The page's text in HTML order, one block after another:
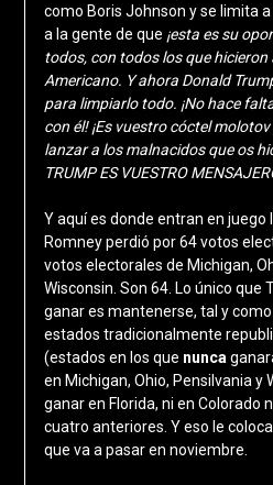
como Boris Johnson y se limita
a la gente de que ¡esta es su
todos, con todos los que hicieron
Americano. Y ahora Donald
para limpiarlo todo. ¡No hace
con él! ¡Es vuestro cóctel
lanzar a los malnacidos que os
TRUMP ES VUESTRO
Y aquí es donde entran en juego
Romney perdió por 64 votos
votos electorales de Michigan,
Wisconsin. Son 64. Lo único que
ganar es mantenerse, tal y
estados tradicionalmente
(estados en los que nunca
en Michigan, Ohio, Pensilvania y
ganar en Florida, ni en Colorado
cuatro anteriores. Y eso le
que va a pasar en noviembre.